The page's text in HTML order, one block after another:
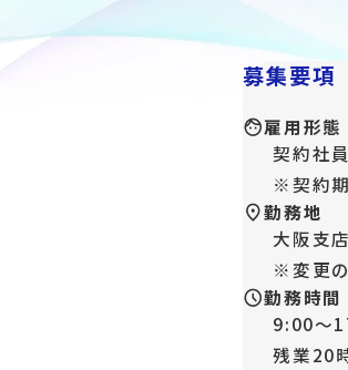
募集要項
雇用形態
契約社員
※契約
勤務地
大阪支店
※変更
勤務時間
9:00～
残業20